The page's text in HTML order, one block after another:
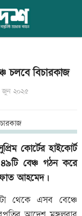
চলবে বিচারকাজ
জুন ২০২৫
কোর্টের হাইকোর্ট
৪৯টি বেঞ্চ গঠন করে
আহমেদ।
থেকে এসব বেঞ্চে